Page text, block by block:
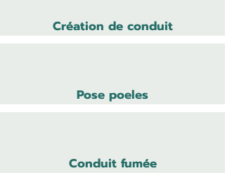
Création de conduit
Pose poeles
Conduit fumée